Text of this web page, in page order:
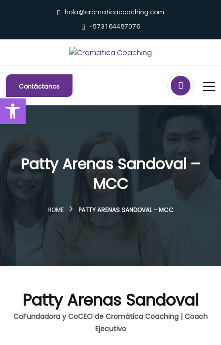
hola@cromaticacoaching.com
+573164487076
Contáctanos
Patty Arenas Sandoval –
MCC
HOME PATTY ARENAS SANDOVAL – MCC
Patty Arenas Sandoval
CoFundadora y CoCEO de Cromática Coaching | Coach
Ejecutivo
Abrir barra de herramientas